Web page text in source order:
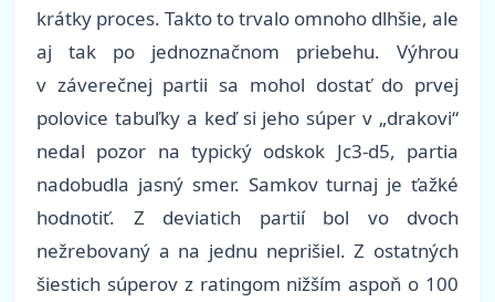
krátky proces. Takto to trvalo omnoho dlhšie, ale
aj tak po jednoznačnom priebehu. Výhrou
v záverečnej partii sa mohol dostať do prvej
polovice tabuľky a keď si jeho súper v „drakovi“
nedal pozor na typický odskok Jc3-d5, partia
nadobudla jasný smer. Samkov turnaj je ťažké
hodnotiť. Z deviatich partií bol vo dvoch
nežrebovaný a na jednu neprišiel. Z ostatných
šiestich súperov z ratingom nižším aspoň o 100